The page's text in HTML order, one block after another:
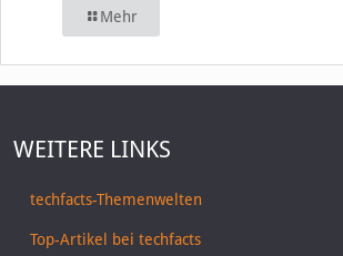
Mehr
WEITERE LINKS
techfacts-Themenwelten
Top-Artikel bei techfacts